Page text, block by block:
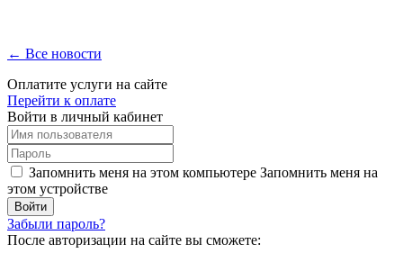
← Все новости
Оплатите услуги на сайте
Перейти к оплате
Войти в личный кабинет
Запомнить меня на этом компьютере Запомнить меня на
этом устройстве
Забыли пароль?
После авторизации на сайте вы сможете: